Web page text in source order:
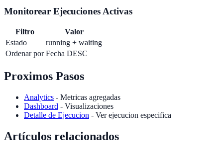
Monitorear Ejecuciones Activas
Filtro
Valor
Estado
running + waiting
Ordenar por Fecha DESC
Proximos Pasos
Analytics - Metricas agregadas
Dashboard - Visualizaciones
Detalle de Ejecucion - Ver ejecucion especifica
Artículos relacionados